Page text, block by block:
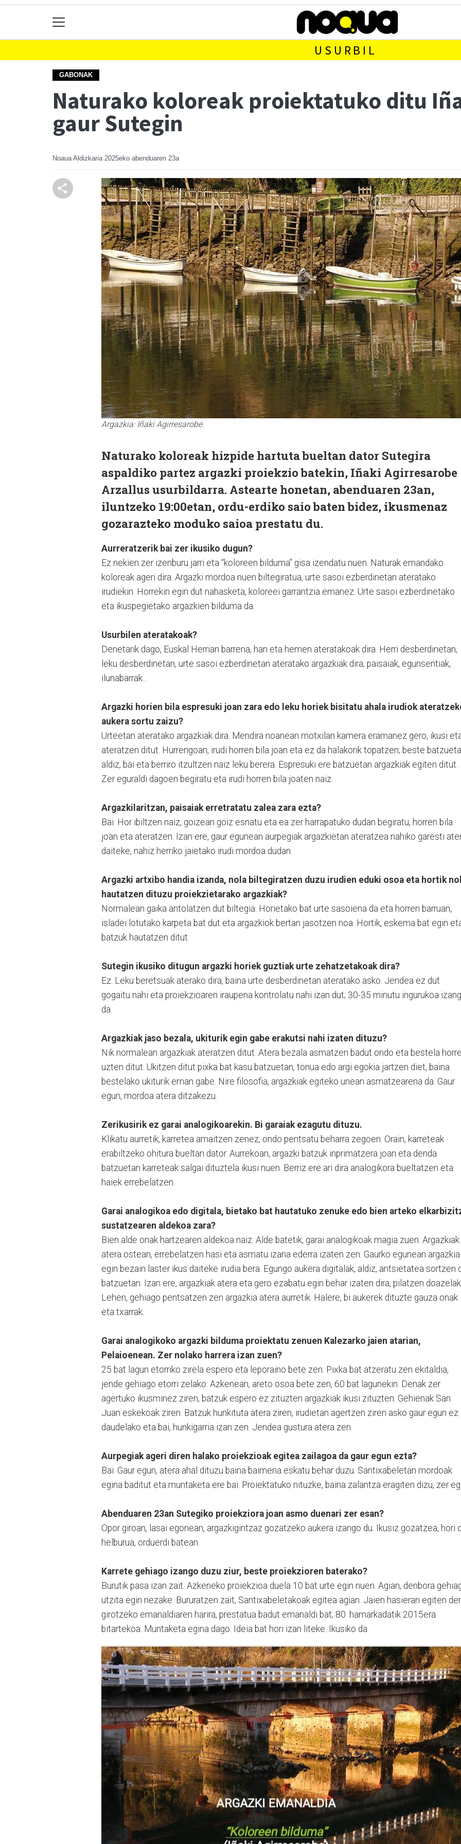
USURBIL
GABONAK
Naturako koloreak proiektatuko ditu
gaur Sutegin
Noaua Aldizkaria 2025eko abenduaren 23a
Argazkia: Iñaki Agirresarobe.
Naturako koloreak hizpide hartuta bueltan dator Sutegira
aspaldiko partez argazki proiekzio batekin, Iñaki Agirresarobe
Arzallus usurbildarra. Astearte honetan, abenduaren 23an,
iluntzeko 19:00etan, ordu-erdiko saio baten bidez, ikusmenaz
gozarazteko moduko saioa prestatu du.
Aurreratzerik bai zer ikusiko dugun?
Ez nekien zer izenburu jarri eta “koloreen bilduma” gisa izendatu nuen. Naturak emandako
koloreak ageri dira. Argazki mordoa nuen biltegiratua, urte sasoi ezberdinetan ateratako
irudiekin. Horrekin egin dut nahasketa, koloreei garrantzia emanez. Urte sasoi ezberdinetako
eta ikuspegietako argazkien bilduma da.
Usurbilen ateratakoak?
Denetarik dago, Euskal Herrian barrena, han eta hemen ateratakoak dira. Herri desberdinetan,
leku desberdinetan, urte sasoi ezberdinetan ateratako argazkiak dira; paisaiak, egunsentiak,
ilunabarrak...
Argazki horien bila espresuki joan zara edo leku horiek bisitatu ahala irudiok
aukera sortu zaizu?
Urteetan ateratako argazkiak dira. Mendira noanean motxilan kamera eramanez gero, ikusi
ateratzen ditut. Hurrengoan, irudi horren bila joan eta ez da halakorik topatzen; beste
aldiz, bai eta berriro itzultzen naiz leku berera. Espresuki ere batzuetan argazkiak egiten ditut.
Zer eguraldi dagoen begiratu eta irudi horren bila joaten naiz.
Argazkilaritzan, paisaiak erretratatu zalea zara ezta?
Bai. Hor ibiltzen naiz, goizean goiz esnatu eta ea zer harrapatuko dudan begiratu, horren bila
joan eta ateratzen. Izan ere, gaur egunean aurpegiak argazkietan ateratzea nahiko garesti
daiteke, nahiz herriko jaietako irudi mordoa dudan.
Argazki artxibo handia izanda, nola biltegiratzen duzu irudien eduki osoa eta hortik
hautatzen dituzu proiekzietarako argazkiak?
Normalean gaika antolatzen dut biltegia. Horietako bat urte sasoiena da eta horren barruan,
isladei lotutako karpeta bat dut eta argazkiok bertan jasotzen noa. Hortik, eskema bat egin
batzuk hautatzen ditut.
Sutegin ikusiko ditugun argazki horiek guztiak urte zehatzetakoak dira?
Ez. Leku beretsuak aterako dira, baina urte desberdinetan ateratako asko. Jendea ez dut
gogaitu nahi eta proiekzioaren iraupena kontrolatu nahi izan dut; 30-35 minutu ingurukoa
da.
Argazkiak jaso bezala, ukiturik egin gabe erakutsi nahi izaten dituzu?
Nik normalean argazkiak ateratzen ditut. Atera bezala asmatzen badut ondo eta bestela
uzten ditut. Ukitzen ditut pixka bat kasu batzuetan, tonua edo argi egokia jartzen diet, baina
bestelako ukiturik eman gabe. Nire filosofia, argazkiak egiteko unean asmatzearena da. Gaur
egun, mordoa atera ditzakezu.
Zerikusirik ez garai analogikoarekin. Bi garaiak ezagutu dituzu.
Klikatu aurretik, karretea amaitzen zenez, ondo pentsatu beharra zegoen. Orain, karreteak
erabiltzeko ohitura bueltan dator. Aurrekoan, argazki batzuk inprimatzera joan eta denda
batzuetan karreteak salgai dituztela ikusi nuen. Berriz ere ari dira analogikora bueltatzen eta
haiek errebelatzen.
Garai analogikoa edo digitala, bietako bat hautatuko zenuke edo bien arteko
sustatzearen aldekoa zara?
Bien alde onak hartzearen aldekoa naiz. Alde batetik, garai analogikoak magia zuen. Argazkiak
atera ostean, errebelatzen hasi eta asmatu izana ederra izaten zen. Gaurko egunean argazkia
egin bezain laster ikus daiteke irudia bera. Egungo aukera digitalak, aldiz, antsietatea sortzen
batzuetan. Izan ere, argazkiak atera eta gero ezabatu egin behar izaten dira, pilatzen
Lehen, gehiago pentsatzen zen argazkia atera aurretik. Halere, bi aukerek dituzte gauza onak
eta txarrak.
Garai analogikoko argazki bilduma proiektatu zenuen Kalezarko jaien atarian,
Pelaioenean. Zer nolako harrera izan zuen?
25 bat lagun etorriko zirela espero eta leporaino bete zen. Pixka bat atzeratu zen ekitaldia,
jende gehiago etorri zelako. Azkenean, areto osoa bete zen, 60 bat lagunekin. Denak zer
agertuko ikusminez ziren, batzuk espero ez zituzten argazkiak ikusi zituzten. Gehienak San
Juan eskekoak ziren. Batzuk hunkituta atera ziren, irudietan agertzen ziren asko gaur egun ez
daudelako eta bai, hunkigarria izan zen. Jendea gustura atera zen.
Aurpegiak ageri diren halako proiekzioak egitea zailagoa da gaur egun ezta?
Bai. Gaur egun, atera ahal dituzu baina baimena eskatu behar duzu. Santixabeletan mordoak
egina baditut eta muntaketa ere bai. Proiektatuko nituzke, baina zalantza eragiten dizu, zer
Abenduaren 23an Sutegiko proiekziora joan asmo duenari zer esan?
Opor giroan, lasai egonean, argazkigintzaz gozatzeko aukera izango du. Ikusiz gozatzea, hori
helburua, orduerdi batean.
Karrete gehiago izango duzu ziur, beste proiekzioren baterako?
Burutik pasa izan zait. Azkeneko proiekzioa duela 10 bat urte egin nuen. Agian, denbora
utzita egin nezake. Bururatzen zait, Santixabeletakoak egitea agian. Jaien hasieran egiten
girotzeko emanaldiaren harira, prestatua badut emanaldi bat; 80. hamarkadatik 2015era
bitartekoa. Muntaketa egina dago. Ideia bat hori izan liteke. Ikusiko da.